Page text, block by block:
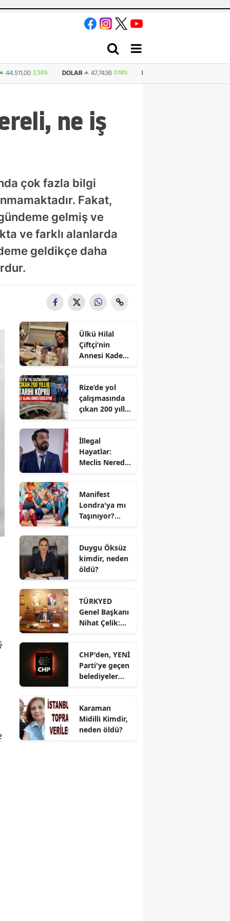
0.18% EURO 55,2510 0.32% STERLIN
ne iş
çok fazla bilgi
Fakat,
gelmiş ve
ve farklı alanlarda
geldikçe daha
Ülkü Hilal
Çiftçi’nin
Annesi Kader
Açtı? Aile
Krizinde Yeni
Gelişme
Rize’de yol
çalışmasında
çıkan 200 yıllık
dönüştürülüy
or
İllegal
Hayatlar:
Meclis Nerede
Çekildi?
Oyuncuları
Kim, Konusu
Manifest
Londra'ya mı
Taşınıyor?
Etti mi?
Menajer Tolga
Akış'tan
Duygu Öksüz
kimdir, neden
öldü?
TÜRKYED
Genel Başkanı
Nihat Çelik:
Çıkmayan
Milletler
Geleceğini
CHP'den, YENİ
Parti'ye geçen
belediyeler
belediye
Karaman
Midilli Kimdir,
neden öldü?